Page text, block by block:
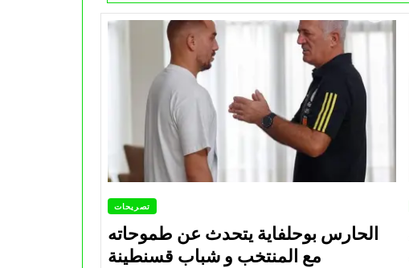
تصريحات
الحارس بوحلفاية يتحدث عن طموحاته
مع المنتخب و شباب قسنطينة